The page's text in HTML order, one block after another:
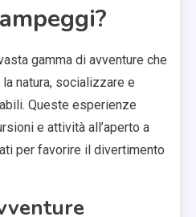
gamma di avventure che
natura, socializzare e
Queste esperienze
e attività all’aperto a
per favorire il divertimento